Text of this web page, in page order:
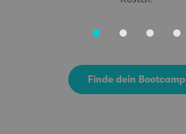
Finde dein Bootcamp